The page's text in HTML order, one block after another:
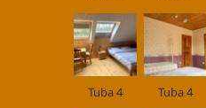
Tuba 4 Tuba 4